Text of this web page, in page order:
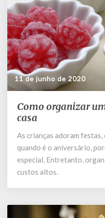
11 de junho de 2020
Como
organizar
festa
infantil
em
casa
Como organizar
casa
As crianças adoram festas,
quando é o aniversário,
especial. Entretanto,
custos altos.